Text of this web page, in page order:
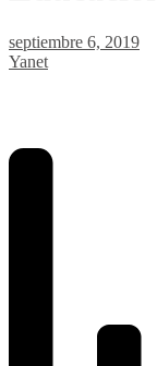
septiembre 6, 2019
Yanet